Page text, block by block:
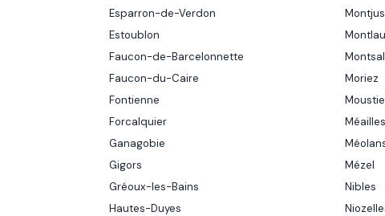
Esparron-de-Verdon
Estoublon
Faucon-de-Barcelonnette
Faucon-du-Caire
Fontienne
Forcalquier
Ganagobie
Gigors
Gréoux-les-Bains
Hautes-Duyes
Moriez
Méailles
Mézel
Nibles